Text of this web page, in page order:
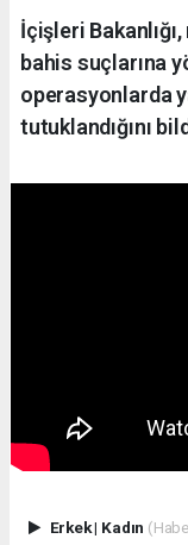
İçişleri Bakanlığı,
bahis suçlarına
operasyonlarda
tutuklandığını
Erkek| Kadın